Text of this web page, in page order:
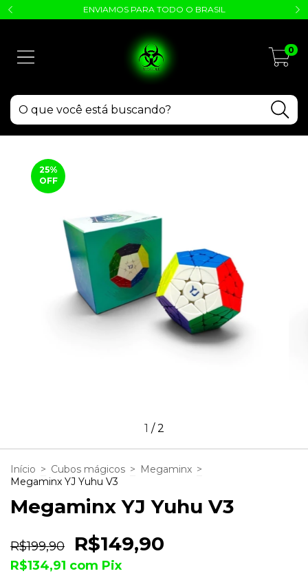
ENVIAMOS PARA TODO O BRASIL
0
25%
OFF
1 /2
Início > Cubos mágicos > Megaminx >
Megaminx YJ Yuhu V3
Megaminx YJ Yuhu V3
R$199,90 R$149,90
R$134,91 com Pix